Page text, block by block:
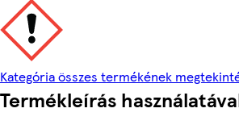
Kategória összes termékének
Termékleírás